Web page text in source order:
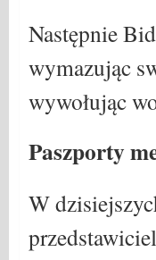
Następnie
wymazując
wywołując
Paszporty
W